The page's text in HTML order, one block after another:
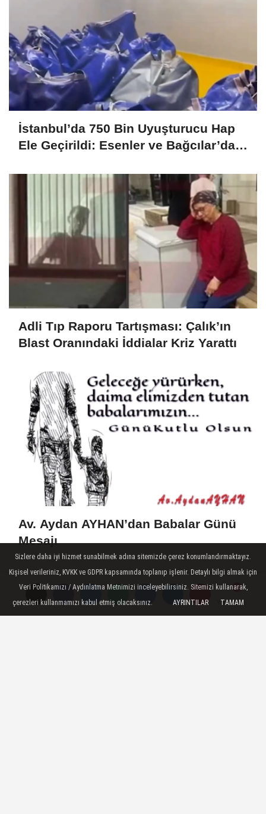
Yorumlar
Yorumlar
İstanbul’da 750 Bin Uyuşturucu Hap
Ele Geçirildi: Esenler ve Bağcılar’da
Adli Tıp Raporu Tartışması: Çalık’ın
Blast Oranındaki İddialar Kriz Yarattı
Av. Aydan AYHAN’dan Babalar Günü
Mesajı
Sizlere daha iyi hizmet sunabilmek adına sitemizde çerez konumlandırmaktayız.
Kişisel verileriniz, KVKK ve GDPR kapsamında toplanıp işlenir. Detaylı bilgi almak için
Veri Politikamızı / Aydınlatma Metnimizi inceleyebilirsiniz. Sitemizi kullanarak,
çerezleri kullanmamızı kabul etmiş olacaksınız.
AYRINTILAR TAMAM